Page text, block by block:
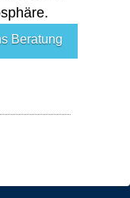
Beratung